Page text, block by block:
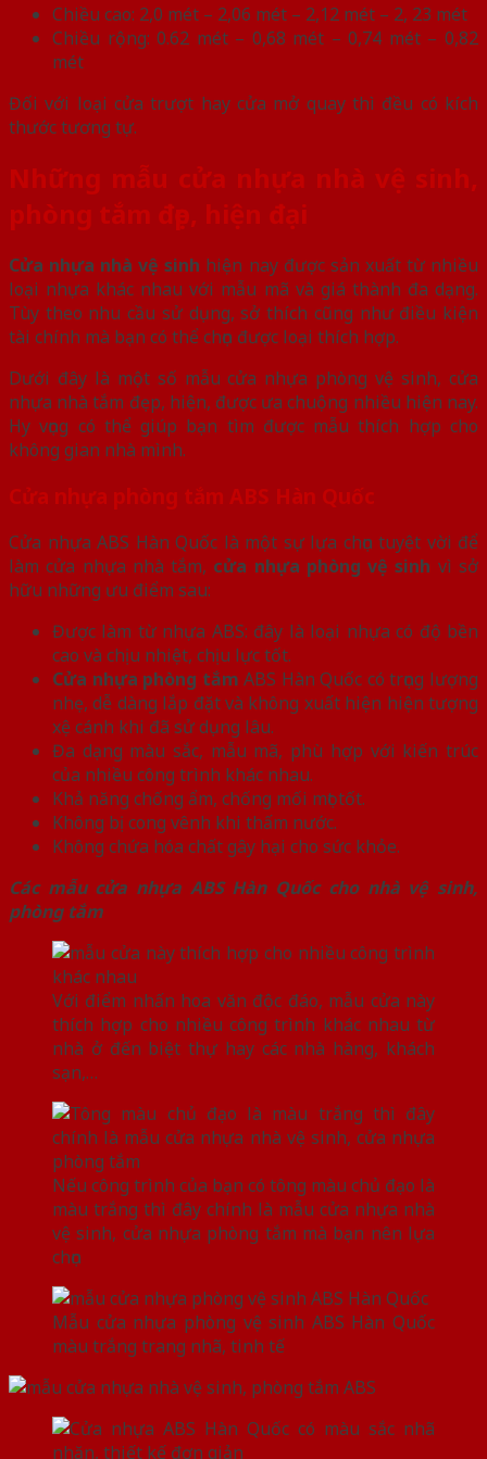
Chiều cao: 2,0 mét – 2,06 mét – 2,12 mét – 2, 23 mét
Chiều rộng: 0.62 mét – 0,68 mét – 0,74 mét – 0,82
mét
Đối với loại cửa trượt hay cửa mở quay thì đều có kích
thước tương tự.
Những mẫu cửa nhựa nhà vệ sinh,
phòng tắm đẹp, hiện đại
Cửa nhựa nhà vệ sinh hiện nay được sản xuất từ nhiều
loại nhựa khác nhau với mẫu mã và giá thành đa dạng.
Tùy theo nhu cầu sử dụng, sở thích cũng như điều kiện
tài chính mà bạn có thể chọn được loại thích hợp.
Dưới đây là một số mẫu cửa nhựa phòng vệ sinh, cửa
nhựa nhà tắm đẹp, hiện, được ưa chuộng nhiều hiện nay.
Hy vọng có thể giúp bạn tìm được mẫu thích hợp cho
không gian nhà mình.
Cửa nhựa phòng tắm ABS Hàn Quốc
Cửa nhựa ABS Hàn Quốc là một sự lựa chọn tuyệt vời để
làm cửa nhựa nhà tắm, cửa nhựa phòng vệ sinh vì sở
hữu những ưu điểm sau:
Được làm từ nhựa ABS: đây là loại nhựa có độ bền
cao và chịu nhiệt, chịu lực tốt.
Cửa nhựa phòng tắm ABS Hàn Quốc có trọng lượng
nhẹ, dễ dàng lắp đặt và không xuất hiện hiện tượng
xệ cánh khi đã sử dụng lâu.
Đa dạng màu sắc, mẫu mã, phù hợp với kiến trúc
của nhiều công trình khác nhau.
Khả năng chống ẩm, chống mối mọt tốt.
Không bị cong vênh khi thấm nước.
Không chứa hóa chất gây hại cho sức khỏe.
Các mẫu cửa nhựa ABS Hàn Quốc cho nhà vệ sinh,
phòng tắm
Với điểm nhấn hoa văn độc đáo, mẫu cửa này
thích hợp cho nhiều công trình khác nhau từ
nhà ở đến biệt thự hay các nhà hàng, khách
sạn,…
Nếu công trình của bạn có tông màu chủ đạo là
màu trắng thì đây chính là mẫu cửa nhựa nhà
vệ sinh, cửa nhựa phòng tắm mà bạn nên lựa
chọn
Mẫu cửa nhựa phòng vệ sinh ABS Hàn Quốc
màu trắng trang nhã, tinh tế